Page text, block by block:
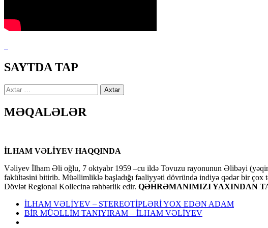
SAYTDA TAP
Axtarış:
MƏQALƏLƏR
İLHAM VƏLİYEV HAQQINDA
Vəliyev İlham Əli oğlu, 7 oktyabr 1959 –cu ildə Tovuzu rayonunun Əlibəyi
fakültəsini bitirib. Müəllimliklə başladığı fəaliyyəti dövründə indiyə qədər bir çox
Dövlət Regional Kollecinə rəhbərlik edir. QƏHRƏMANIMIZI YAXINDAN
İLHAM VƏLİYEV – STEREOTİPLƏRİ YOX EDƏN ADAM
BİR MÜƏLLİM TANIYIRAM – İLHAM VƏLİYEV